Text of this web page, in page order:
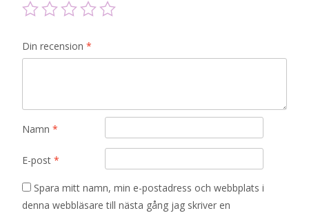
Din recension *
Namn *
E-post *
Spara mitt namn, min e-postadress och webbplats i
denna webbläsare till nästa gång jag skriver en